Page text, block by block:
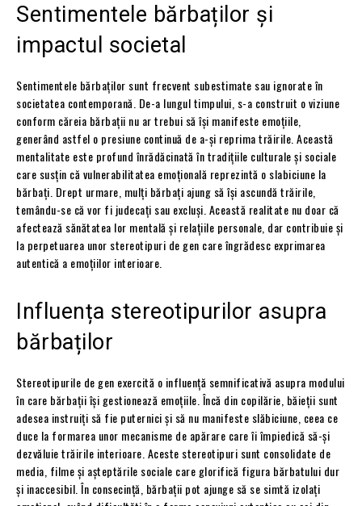
Sentimentele bărbaților și
impactul societal
Sentimentele bărbaților sunt frecvent subestimate sau ignorate în
societatea contemporană. De-a lungul timpului, s-a construit o viziune
conform căreia bărbații nu ar trebui să își manifeste emoțiile,
generând astfel o presiune continuă de a-și reprima trăirile. Această
mentalitate este profund înrădăcinată în tradițiile culturale și sociale
care susțin că vulnerabilitatea emoțională reprezintă o slabiciune la
bărbați. Drept urmare, mulți bărbați ajung să își ascundă trăirile,
temându-se că vor fi judecați sau excluși. Această realitate nu doar că
afectează sănătatea lor mentală și relațiile personale, dar contribuie și
la perpetuarea unor stereotipuri de gen care îngrădesc exprimarea
autentică a emoțiilor interioare.
Influența stereotipurilor asupra
bărbaților
Stereotipurile de gen exercită o influență semnificativă asupra modului
în care bărbații își gestionează emoțiile. Încă din copilărie, băieții sunt
adesea instruiți să fie puternici și să nu manifeste slăbiciune, ceea ce
duce la formarea unor mecanisme de apărare care îi împiedică să-și
dezvăluie trăirile interioare. Aceste stereotipuri sunt consolidate de
media, filme și aşteptările sociale care glorifică figura bărbatului dur
și inaccesibil. În consecință, bărbații pot ajunge să se simtă izolați